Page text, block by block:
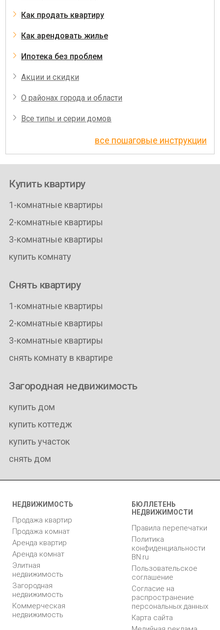
Как продать квартиру
Как арендовать жилье
Ипотека без проблем
Акции и скидки
О районах города и области
Все типы и серии домов
все пошаговые инструкции
Купить квартиру
1-комнатные квартиры
2-комнатные квартиры
3-комнатные квартиры
купить комнату
Снять квартиру
1-комнатные квартиры
2-комнатные квартиры
3-комнатные квартиры
снять комнату в квартире
Загородная недвижимость
купить дом
купить коттедж
купить участок
снять дом
НЕДВИЖИМОСТЬ
Продажа квартир
Продажа комнат
Аренда квартир
Аренда комнат
Элитная
недвижимость
Загородная
недвижимость
Коммерческая
недвижимость
БЮЛЛЕТЕНЬ
НЕДВИЖИМОСТИ
Правила перепечатки
Политика
конфиденциальности
BN.ru
Пользовательское
соглашение
Согласие на
распространение
персональных данных
Карта сайта